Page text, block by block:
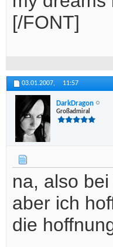
[/FONT]
03.01.2007, 11:57
DarkDragon
Großadmiral
na, also
aber ich
die